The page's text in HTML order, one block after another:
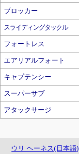
ブロッカー
スライディングタックル
フォートレス
エアリアルフォート
キャプテンシー
スーパーサブ
アタックサージ
ウリ ヘーネス(日本語)